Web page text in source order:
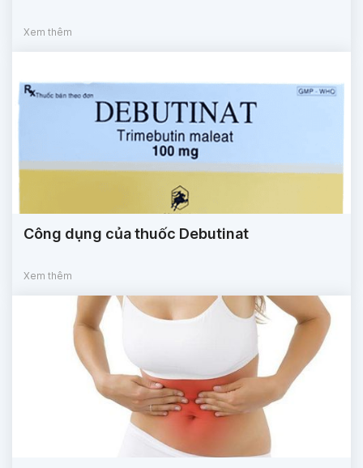
Xem thêm
Công dụng của thuốc Debutinat
Xem thêm